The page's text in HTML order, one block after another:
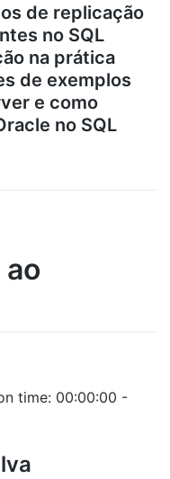
de replicação
no SQL
na prática
de exemplos
e como
no SQL
time: 00:00:00 -